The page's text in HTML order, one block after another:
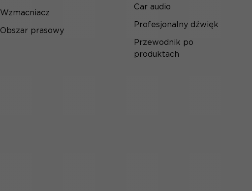
Wzmacniacz
Obszar prasowy
Car audio
Profesjonalny dźwięk
Przewodnik po
produktach